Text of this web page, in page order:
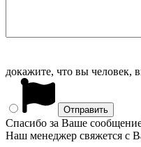
докажите, что вы человек,
Спасибо за Ваше
Наш менеджер свяжется с